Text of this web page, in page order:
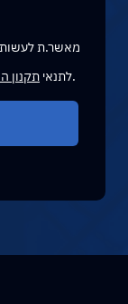
מאשר.ת לעשות
לתנאי תקנון הפרטיות כחוק. מאשר.ת דיוור פרסומי.